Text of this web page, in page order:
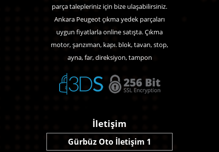
parça talepleriniz için bize ulaşabilirsiniz.
Ankara Peugeot çıkma yedek parçaları
uygun fiyatlarla online satışta. Çıkma
motor, şanzıman, kapı. blok, tavan, stop,
ayna, far, direksiyon, tampon
İletişim
Gürbüz Oto İletişim 1